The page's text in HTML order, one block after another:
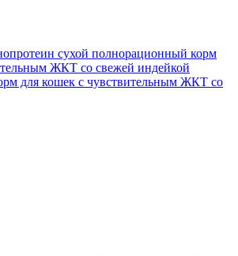
сухой полнорационный корм
ЖКТ со свежей индейкой
для кошек с чувствительным ЖКТ со